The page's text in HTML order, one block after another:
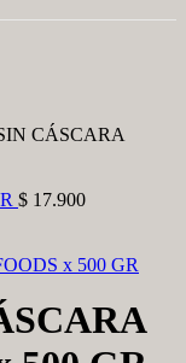
CÁSCARA
$ 17.900
x 500 GR